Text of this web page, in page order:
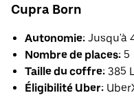
Cupra Born
Autonomie: Jusqu'à
Nombre de places: 5
Taille du coffre: 385
Éligibilité Uber: